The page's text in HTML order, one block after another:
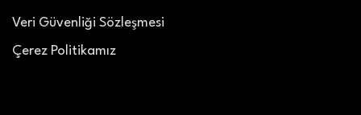
Veri Güvenliği Sözleşmesi
Çerez Politikamız